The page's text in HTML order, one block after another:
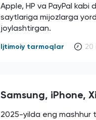
Apple, HP va PayPal
saytlariga mijozlarga
joylashtirgan.
Ijtimoiy tarmoqlar 20
Samsung, iPhone,
2025-yilda eng mashhur